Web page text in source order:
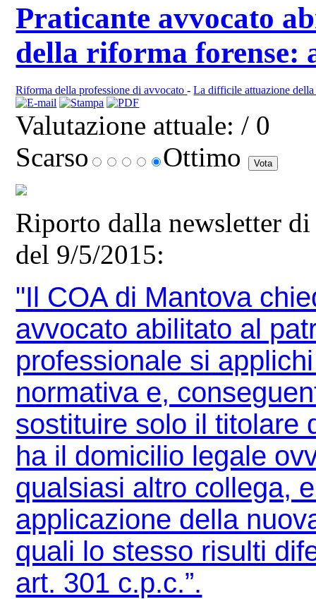
Praticante avvocato
della riforma
Riforma della professione di avvocato-La difficile attuazione
Valutazione attuale: / 0
Scarso
Ottimo
Riporto dalla newsletter
del 9/5/2015:
"Il COA di Mantova
avvocato abilitato al
professionale si
normativa e,
sostituire solo il titolare
ha il domicilio legale
qualsiasi altro collega,
applicazione della
quali lo stesso risulti
art. 301 c.p.c.”.